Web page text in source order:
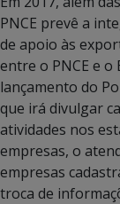
PNCE prevê a
de apoio às
entre o PNCE e
lançamento do
que irá divulgar
atividades nos
empresas, o
empresas
troca de